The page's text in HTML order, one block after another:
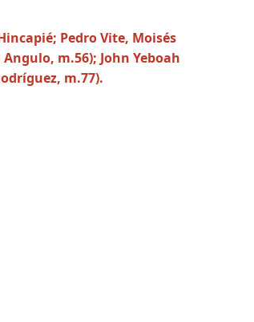
Pedro Vite, Moisés
m.56); John Yeboah
m.77).